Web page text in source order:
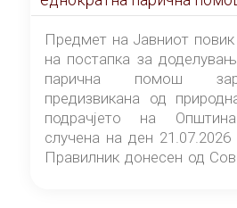
штетата предизвикана од природната
непогода на подрачјето
Центар-Скопје случена на ден 21.07.2026
година
Предмет на Јавниот
на постапка за
парична помош
предизвикана од
подрачјето на Општина
случена на ден 21.07.2026
Правилник донесен од